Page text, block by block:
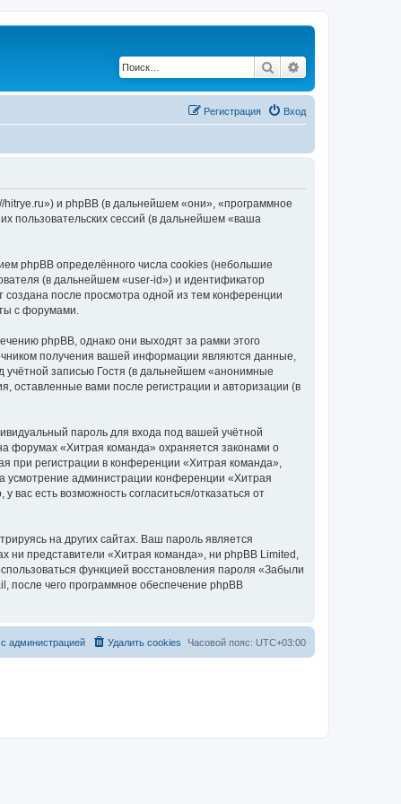
Поиск
Вход
Регистрация
и phpBB (в дальнейшем «они», «программное
пользовательских сессий (в дальнейшем «ваша
phpBB определённого числа cookies (небольшие
(в дальнейшем «user-id») и идентификатор
после просмотра одной из тем конференции
с форумами.
phpBB, однако они выходят за рамки этого
получения вашей информации являются данные,
записью Гостя (в дальнейшем «анонимные
оставленные вами после регистрации и авторизации (в
пароль для входа под вашей учётной
форумах «Хитрая команда» охраняется законами о
регистрации в конференции «Хитрая команда»,
усмотрение администрации конференции «Хитрая
есть возможность согласиться/отказаться от
на других сайтах. Ваш пароль является
ни представители «Хитрая команда», ни phpBB Limited,
функцией восстановления пароля «Забыли
после чего программное обеспечение phpBB
Часовой пояс: UTC+03:00
Удалить cookies
администрацией